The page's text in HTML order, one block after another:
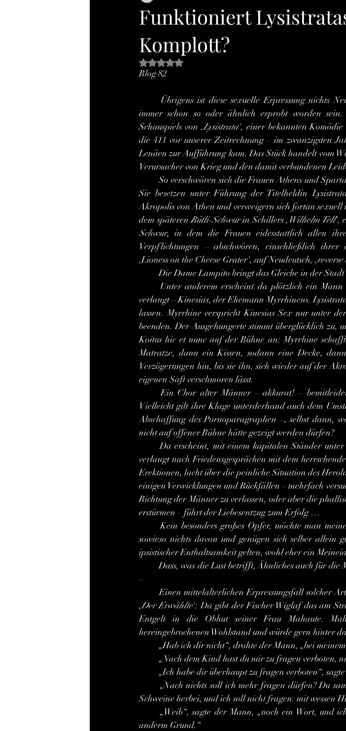
Funktioniert
Komplott?
Mit NaN von 5 Sternen bewertet.
Blog 82
immer schon so oder ähnlich erprobt worden
Schauspiels von ,Lysistrata', einer bekannten Komödie
die 411 vor unserer Zeitrechnung – im zwanzigsten
Lenäen zur Aufführung kam. Das Stück handelt vom
Verursacher von Krieg und den damit verbundenen
	So verschwören sich die Frauen Athens und Spartas moralisch, um den Frieden zu erzwingen:
Sie besetzen unter Führung der Titelheldin
Akropolis von Athen und verweigern sich fortan
dem späteren Rütli-Schwur in Schillers , Wilhelm Tell',
Schwur, in dem die Frauen eidesstattlich allen
Verpflichtungen – abschwören, einschließlich ihrer
,Lioness on the Cheese Grater', auf Neudeutsch, ,
Die Dame Lampito bringt das Gleiche in der
verlangt – Kinesias, der Ehemann Myrrhinens.
lassen. Myrrhine verspricht Kinesias Sex nur unter
beenden. Der Ausgehungerte stimmt überglücklich zu,
Koitus hic et nunc auf der Bühne an: Myrrhine
Matratze, dann ein Kissen, sodann eine Decke,
Verzögerungen hin, bis sie ihn, sich wieder auf der
eigenen Saft verschmoren lässt.
	Ein Chor alter Männer – akkurat! – bemitleidet den Jüngling in einem klagenden Lied.
Vielleicht gilt ihre Klage unterderhand auch dem
Abschaffung des Pornoparagraphen –, selbst dann,
nicht auf offener Bühne hätte gezeigt werden dürfen?
	Da erscheint, mit einem kapitalen Ständer unter der Tunika, ein spartanischer Herold und
verlangt nach Friedensgesprächen mit dem
Erektionen, lacht über die peinliche Situation des
einigen Verwicklungen und Rückfällen – mehrfach
Richtung der Männer zu verlassen, oder aber die
erstürmen – führt der Liebesentzug zum Erfolg …
	Kein besonders großes Opfer, möchte man meinen, seitens der Amazonen!, – sie haben ja
sowieso nichts davon und genügen sich selber allein
ipsistischer Enthaltsamkeit gelten, wohl eher ein
	Dass, was die Lust betrifft, Ähnliches auch für die Männer gilt, ist ihnen nur dunkel bewusst …
–
	Einen mittelalterlichen Erpressungsfall solcher Art schildert Thomas Mann in seinem Roman
,Der Erwählte': Da gibt der Fischer Wiglaf das am
Entgelt in die Obhut seiner Frau Mahaute.
hereingebrochenen Wohlstand und würde gern hinter
„Hab ich dir nicht“, drohte der Mann, „bei
„Nach dem Kind hast du mir zu fragen verboten,
„Ich habe dir überhaupt zu fragen verboten“,
Schweine herbei, und ich soll nicht fragen: mit wessen
	„Weib“, sagte der Mann, „noch ein Wort, und ich zieh den Gurt und mach dich zetern aus
anderm Grund.“